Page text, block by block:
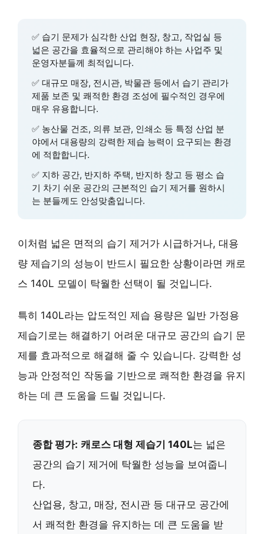
✅ 습기 문제가 심각한 산업 현장, 창고, 작업실 등
넓은 공간을 효율적으로 관리해야 하는 사업주 및
운영자분들께 최적입니다.
✅ 대규모 매장, 전시관, 박물관 등에서 습기 관리가
제품 보존 및 쾌적한 환경 조성에 필수적인 경우에
매우 유용합니다.
✅ 농산물 건조, 의류 보관, 인쇄소 등 특정 산업 분
야에서 대용량의 강력한 제습 능력이 요구되는 환경
에 적합합니다.
✅ 지하 공간, 반지하 주택, 반지하 창고 등 평소 습
기 차기 쉬운 공간의 근본적인 습기 제거를 원하시
는 분들께도 안성맞춤입니다.
이처럼 넓은 면적의 습기 제거가 시급하거나, 대용
량 제습기의 성능이 반드시 필요한 상황이라면 캐로
스 140L 모델이 탁월한 선택이 될 것입니다.
특히 140L라는 압도적인 제습 용량은 일반 가정용
제습기로는 해결하기 어려운 대규모 공간의 습기 문
제를 효과적으로 해결해 줄 수 있습니다. 강력한 성
능과 안정적인 작동을 기반으로 쾌적한 환경을 유지
하는 데 큰 도움을 드릴 것입니다.
종합 평가: 캐로스 대형 제습기 140L는 넓은
공간의 습기 제거에 탁월한 성능을 보여줍니
다.
산업용, 창고, 매장, 전시관 등 대규모 공간에
서 쾌적한 환경을 유지하는 데 큰 도움을 받